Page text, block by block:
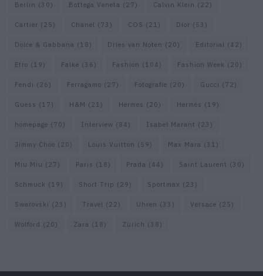
Berlin (30) Bottega Veneta (27) Calvin Klein (22)
Cartier (25) Chanel (73) COS (21) Dior (53)
Dolce & Gabbana (18) Dries van Noten (20) Editorial (42)
Etro (19) Falke (36) Fashion (104) Fashion Week (20)
Fendi (26) Ferragamo (27) Fotografie (20) Gucci (72)
Guess (17) H&M (21) Hermes (20) Hermès (19)
homepage (70) Interview (84) Isabel Marant (23)
Jimmy Choo (20) Louis Vuitton (59) Max Mara (31)
Miu Miu (27) Paris (18) Prada (44) Saint Laurent (30)
Schmuck (19) Short Trip (29) Sportmax (23)
Swarovski (23) Travel (22) Uhren (33) Versace (25)
Wolford (20) Zara (18) Zürich (38)